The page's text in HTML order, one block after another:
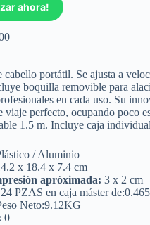
ahora!
cabello portátil. Se ajusta a
boquilla removible para
en cada uso. Su
viaje perfecto, ocupando poco
1.5 m. Incluye caja
/ Aluminio
x 18.4 x 7.4 cm
apróximada: 3 x 2 cm
24 PZAS en caja máster
Neto:9.12KG
0